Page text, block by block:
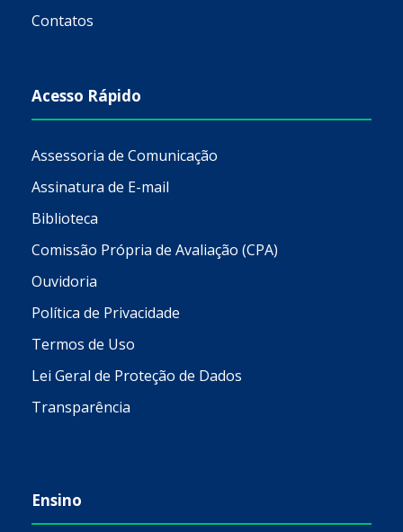
Contatos
Acesso Rápido
Assessoria de Comunicação
Assinatura de E-mail
Biblioteca
Comissão Própria de Avaliação (CPA)
Ouvidoria
Política de Privacidade
Termos de Uso
Lei Geral de Proteção de Dados
Transparência
Ensino